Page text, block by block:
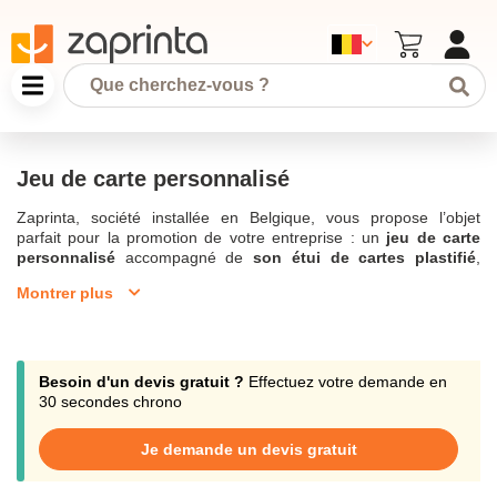
Jeu de carte personnalisé
Zaprinta, société installée en Belgique, vous propose l’objet
parfait pour la promotion de votre entreprise : un jeu de carte
personnalisé accompagné deson étui de cartes plastifié
amis ou entre collègues. Quoi de mieux qu’un jeu de carte
Ce jeu de cartes à personnaliser est un moyen parfait pour
diffuser unmessage publicitairede façon divertissante que ce
soit au bureau ou entre amis ! L’ensemble des cartes et la boite
pouvez donc créer votre jeu de cartes personnalisé avec votre
propre
design et logo, choisir la couleur et la matière désirée. Le
jeu de carte personnalisé contient 55 cartes de haute qualité en
Montrer plus
Besoin d'un devis gratuit ? Effectuez votre demande en
30 secondes chrono
Je demande un devis gratuit